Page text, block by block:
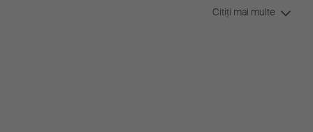
Citiţi mai multe